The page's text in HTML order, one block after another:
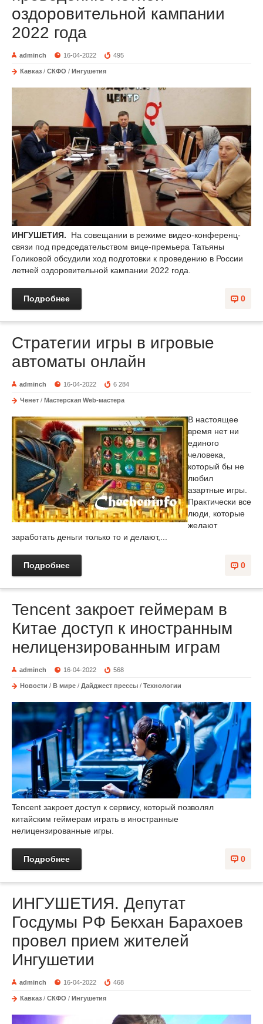
оздоровительной кампании
2022 года
adminch 16-04-2022 495
Кавказ / СКФО / Ингушетия
ИНГУШЕТИЯ.
На совещании в режиме видео-конференц-
связи под председательством вице-премьера Татьяны
Голиковой обсудили ход подготовки к проведению в России
летней оздоровительной кампании 2022 года.
0
Подробнее
Стратегии игры в игровые
автоматы онлайн
adminch 16-04-2022 6 284
Ченет / Мастерская Web-мастера
В настоящее
время нет ни
единого
человека,
который бы не
любил
азартные игры.
Практически все
люди, которые
желают
заработать деньги только то и делают,...
0
Подробнее
Tencent закроет геймерам в
Китае доступ к иностранным
нелицензированным играм
adminch 16-04-2022 568
Новости / В мире / Дайджест прессы / Технологии
Tencent закроет доступ к сервису, который позволял
китайским геймерам играть в иностранные
нелицензированные игры.
0
Подробнее
ИНГУШЕТИЯ. Депутат
Госдумы РФ Бекхан Барахоев
провел прием жителей
Ингушетии
adminch 16-04-2022 468
Кавказ / СКФО / Ингушетия